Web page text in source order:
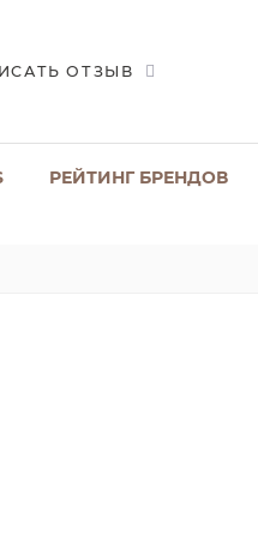
ОТЗЫВ
РЕЙТИНГ БРЕНДОВ